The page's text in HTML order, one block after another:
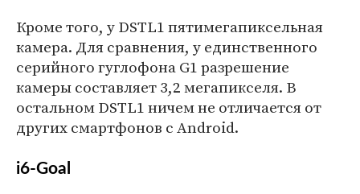
Кроме того, у DSTL1 пятимегапиксельная
камера. Для сравнения, у единственного
серийного гуглофона G1 разрешение
камеры составляет 3,2 мегапикселя. В
остальном DSTL1 ничем не отличается от
других смартфонов с Android.
i6-Goal